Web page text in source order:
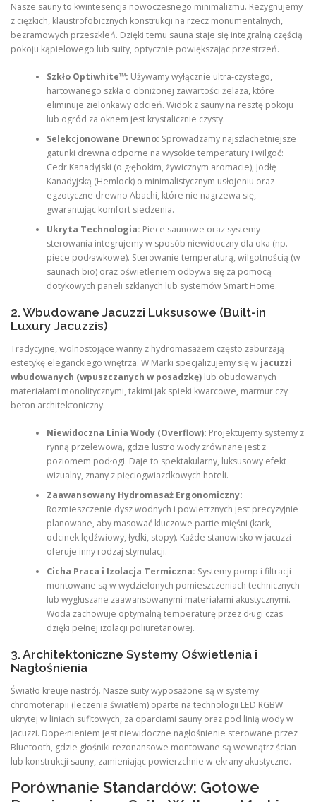
Nasze sauny to kwintesencja nowoczesnego minimalizmu. Rezygnujemy
z ciężkich, klaustrofobicznych konstrukcji na rzecz monumentalnych,
bezramowych przeszkleń. Dzięki temu sauna staje się integralną częścią
pokoju kąpielowego lub suity, optycznie powiększając przestrzeń.
Szkło Optiwhite™: Używamy wyłącznie ultra-czystego,
hartowanego szkła o obniżonej zawartości żelaza, które
eliminuje zielonkawy odcień. Widok z sauny na resztę pokoju
lub ogród za oknem jest krystalicznie czysty.
Selekcjonowane Drewno: Sprowadzamy najszlachetniejsze
gatunki drewna odporne na wysokie temperatury i wilgoć:
Cedr Kanadyjski (o głębokim, żywicznym aromacie), Jodłę
Kanadyjską (Hemlock) o minimalistycznym usłojeniu oraz
egzotyczne drewno Abachi, które nie nagrzewa się,
gwarantując komfort siedzenia.
Ukryta Technologia: Piece saunowe oraz systemy
sterowania integrujemy w sposób niewidoczny dla oka (np.
piece podławkowe). Sterowanie temperaturą, wilgotnością (w
saunach bio) oraz oświetleniem odbywa się za pomocą
dotykowych paneli szklanych lub systemów Smart Home.
2. Wbudowane Jacuzzi Luksusowe (Built-in
Luxury Jacuzzis)
Tradycyjne, wolnostojące wanny z hydromasażem często zaburzają
estetykę eleganckiego wnętrza. W Marki specjalizujemy się w jacuzzi
wbudowanych (wpuszczanych w posadzkę) lub obudowanych
materiałami monolitycznymi, takimi jak spieki kwarcowe, marmur czy
beton architektoniczny.
Niewidoczna Linia Wody (Overflow): Projektujemy systemy z
rynną przelewową, gdzie lustro wody zrównane jest z
poziomem podłogi. Daje to spektakularny, luksusowy efekt
wizualny, znany z pięciogwiazdkowych hoteli.
Zaawansowany Hydromasaż Ergonomiczny:
Rozmieszczenie dysz wodnych i powietrznych jest precyzyjnie
planowane, aby masować kluczowe partie mięśni (kark,
odcinek lędźwiowy, łydki, stopy). Każde stanowisko w jacuzzi
oferuje inny rodzaj stymulacji.
Cicha Praca i Izolacja Termiczna: Systemy pomp i filtracji
montowane są w wydzielonych pomieszczeniach technicznych
lub wygłuszane zaawansowanymi materiałami akustycznymi.
Woda zachowuje optymalną temperaturę przez długi czas
dzięki pełnej izolacji poliuretanowej.
3. Architektoniczne Systemy Oświetlenia i
Nagłośnienia
Światło kreuje nastrój. Nasze suity wyposażone są w systemy
chromoterapii (leczenia światłem) oparte na technologii LED RGBW
ukrytej w liniach sufitowych, za oparciami sauny oraz pod linią wody w
jacuzzi. Dopełnieniem jest niewidoczne nagłośnienie sterowane przez
Bluetooth, gdzie głośniki rezonansowe montowane są wewnątrz ścian
lub konstrukcji sauny, zamieniając powierzchnie w ekrany akustyczne.
Porównanie Standardów: Gotowe